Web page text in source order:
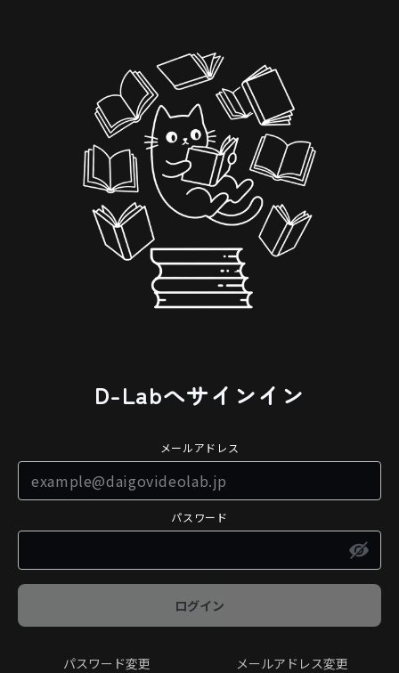
D-Labへサインイン
メールアドレス
パスワード
ログイン
パスワード変更 メールアドレス変更